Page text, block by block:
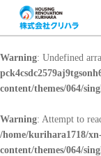
Warning: Undefined
content/themes/064/
Warning: Attempt to
/home/kurihara1718/
content/themes/064/